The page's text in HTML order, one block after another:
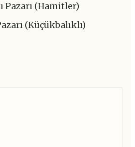
Pazarı (Hamitler)
(Küçükbalıklı)